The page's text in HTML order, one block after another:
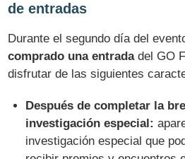
de entradas
Durante el segundo día del
comprado una entradadel GO
disfrutar de las siguientes
Después de completar la
investigación especial:
investigación especial que